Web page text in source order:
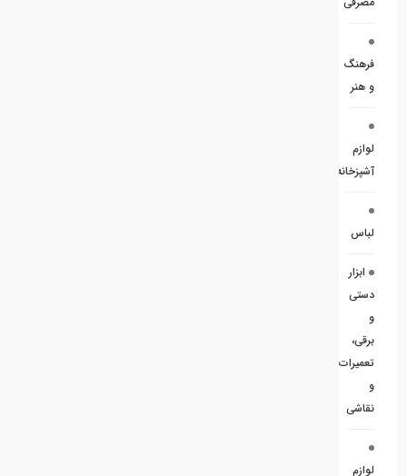
فرهنگ
و هنر
لوازم
آشپزخانه
لباس
ابزار
دستی
و
برقی،
تعمیرات
و
نقاشی
لوازم